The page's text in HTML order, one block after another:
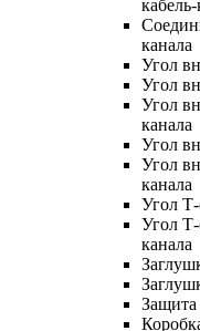
канала
Угол
Угол
Угол
канала
Угол
Угол
канала
Угол Т-
Угол Т-
канала
Защита